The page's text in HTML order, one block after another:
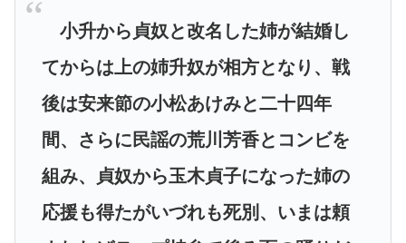
小升から貞奴と改名した姉が結婚し
てからは上の姉升奴が相方となり、戦
後は安来節の小松あけみと二十四年
間、さらに民謡の荒川芳香とコンビを
組み、貞奴から玉木貞子になった姉の
応援も得たがいづれも死別、いまは頼